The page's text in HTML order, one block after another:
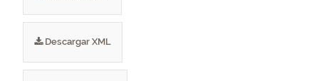
Descargar XML